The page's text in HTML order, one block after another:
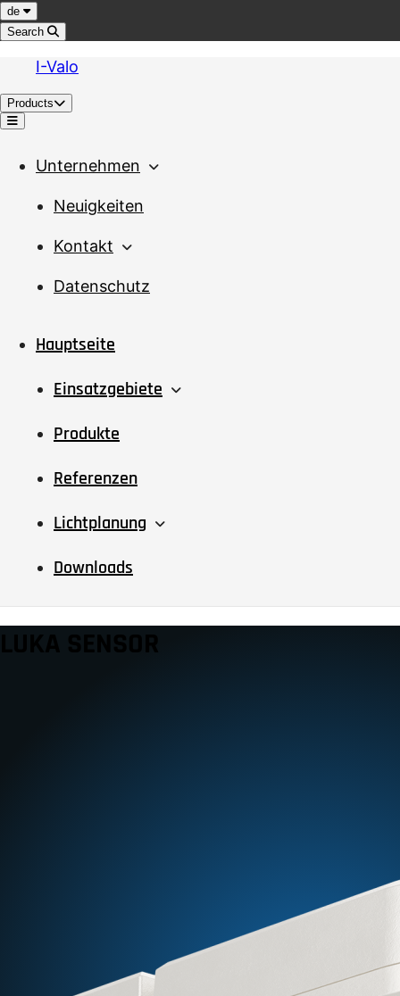
Jump to content
Language
de
Search
I-Valo
Products
Menu
Unternehmen
Neuigkeiten
Kontakt
Datenschutz
Hauptseite
Einsatzgebiete
Produkte
Referenzen
Lichtplanung
Downloads
LUKA SENSOR